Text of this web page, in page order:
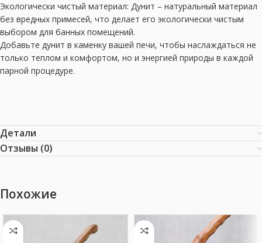
Экологически чистый материал: Дунит – натуральный материал
без вредных примесей, что делает его экологически чистым
выбором для банных помещений.
Добавьте дунит в каменку вашей печи, чтобы наслаждаться не
только теплом и комфортом, но и энергией природы в каждой
парной процедуре.
Детали
Отзывы (0)
Похожие